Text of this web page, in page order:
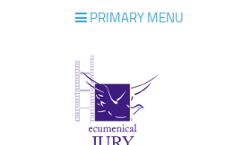
PRIMARY MENU